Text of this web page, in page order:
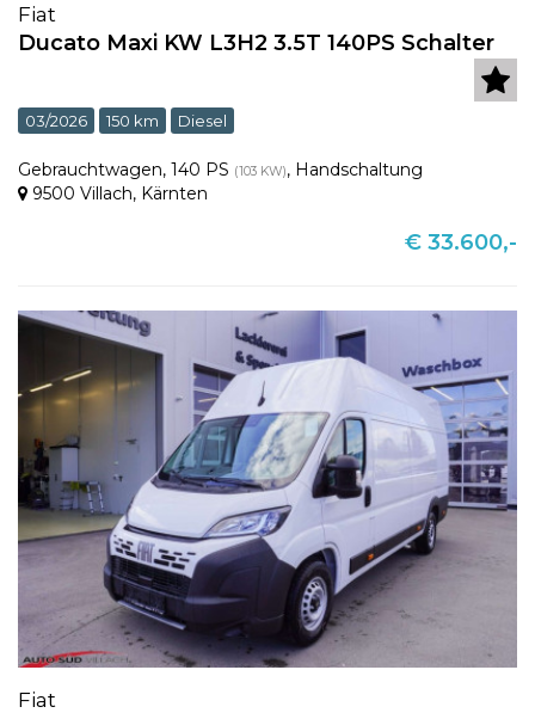
Fiat
Ducato Maxi KW L3H2 3.5T 140PS Schalter
03/2026 150 km Diesel
Gebrauchtwagen, 140 PS (103 KW), Handschaltung
9500 Villach, Kärnten
€ 33.600,-
Fiat